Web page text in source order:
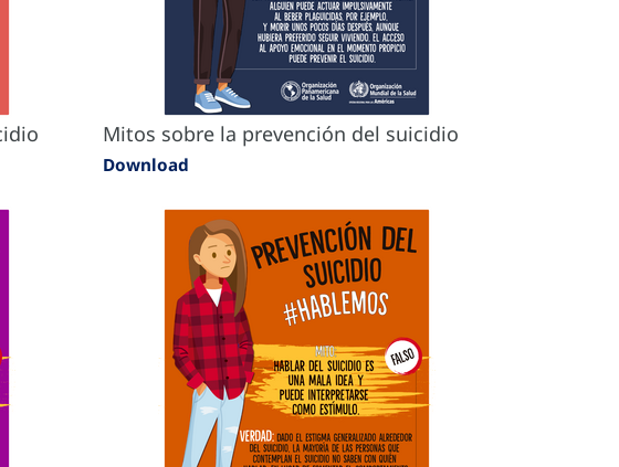
Mitos sobre la prevención del suicidio
Download